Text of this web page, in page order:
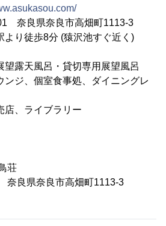
奈良県奈良市高畑町1113-3
より徒歩8分 (猿沢池すぐ近く)
露天風呂・貸切専用展望風呂
ジ、個室食事処、ダイニングレ
イブラリー
荘
奈良県奈良市高畑町1113-3